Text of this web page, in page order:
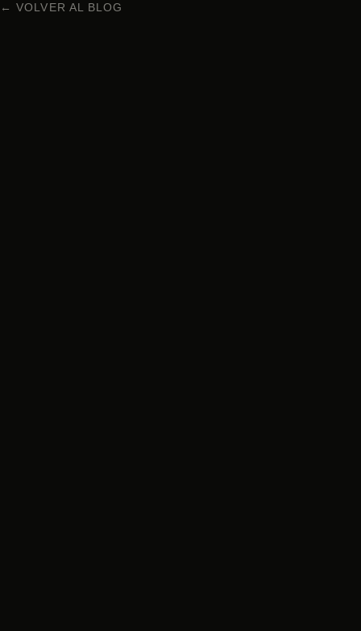
← VOLVER AL BLOG